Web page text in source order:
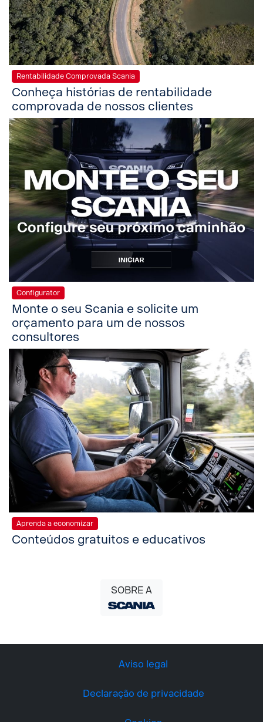
Rentabilidade Comprovada Scania
Conheça histórias de rentabilidade
comprovada de nossos clientes
Configurator
Monte o seu Scania e solicite um
orçamento para um de nossos
consultores
Aprenda a economizar
Conteúdos gratuitos e educativos
SOBRE A
Aviso legal
Declaração de privacidade